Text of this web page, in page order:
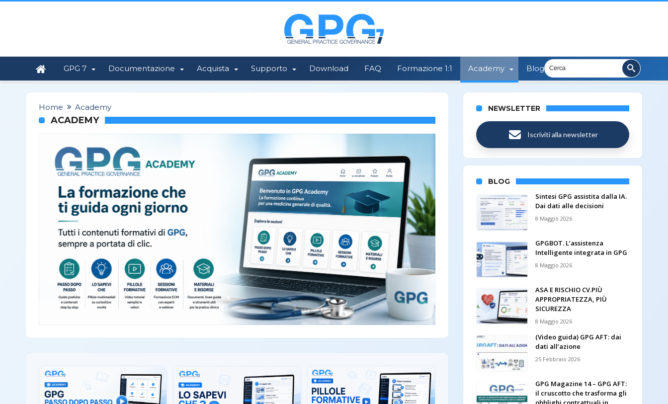
GPG 7 Documentazione Acquista Supporto Download FAQ Formazione 1:1 Academy Blog
Home Academy
ACADEMY
NEWSLETTER
Iscriviti alla newsletter
BLOG
Sintesi GPG assistita dalla IA.
Dai dati alle decisioni
8 Maggio 2026
GPGBOT. L’assistenza
Intelligente integrata in GPG
8 Maggio 2026
ASA E RISCHIO CV.PIÙ
APPROPRIATEZZA, PIÙ
SICUREZZA
8 Maggio 2026
(Video guida) GPG AFT: dai
dati all’azione
25 Febbraio 2026
GPG Magazine 14 – GPG AFT:
il cruscotto che trasforma gli